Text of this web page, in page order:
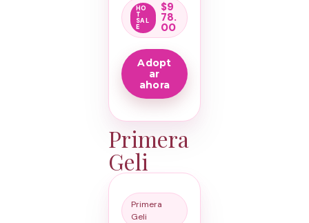
$9
78.
00
Adopt
ar
ahora
Primera
Geli
Primera
Geli